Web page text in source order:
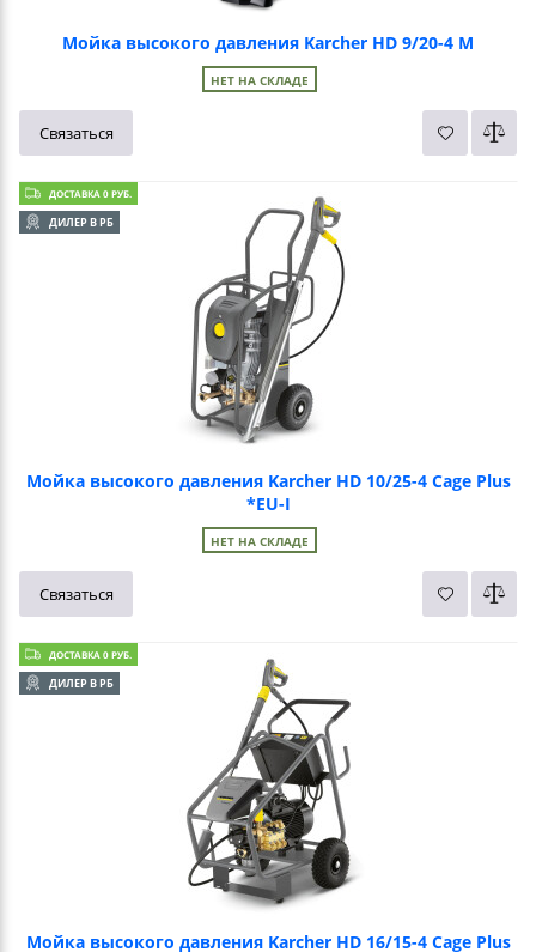
Мойка высокого давления Karcher HD 9/20-4 M
НЕТ НА СКЛАДЕ
Связаться
ДОСТАВКА 0 РУБ.
ДИЛЕР В РБ
Мойка высокого давления Karcher HD 10/25-4 Cage Plus
*EU-I
НЕТ НА СКЛАДЕ
Связаться
ДОСТАВКА 0 РУБ.
ДИЛЕР В РБ
Мойка высокого давления Karcher HD 16/15-4 Cage Plus